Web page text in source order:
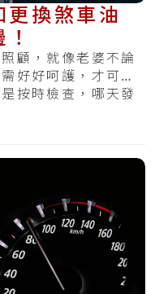
更換煞車油
顧，就像老婆不論
好好呵護，才可陪
按時檢查，哪天發